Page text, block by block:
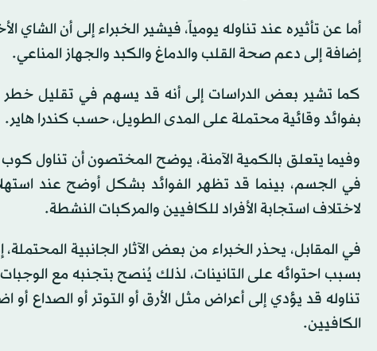
أما عن تأثيره عند تناوله يومياً، فيشير الخبراء إلى أن
إضافة إلى دعم صحة القلب والدماغ والكبد والجهاز المناعي.
كما تشير بعض الدراسات إلى أنه قد يسهم في تقليل خطر
بفوائد وقائية محتملة على المدى الطويل، حسب كندرا هاير.
وفيما يتعلق بالكمية الآمنة، يوضح المختصون أن تناول
لاختلاف استجابة الأفراد للكافيين والمركبات النشطة.
في المقابل، يحذر الخبراء من بعض الآثار الجانبية
بسبب احتوائه على التانينات، لذلك يُنصح بتجنبه مع
تناوله قد يؤدي إلى أعراض مثل الأرق أو التوتر أو
الكافيين.